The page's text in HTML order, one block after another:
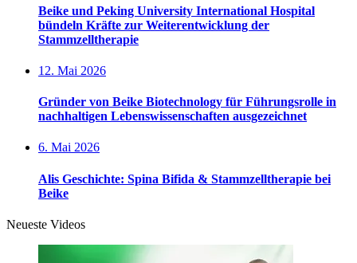
Beike und Peking University International Hospital
bündeln Kräfte zur Weiterentwicklung der
Stammzelltherapie
12. Mai 2026
Gründer von Beike Biotechnology für Führungsrolle in
nachhaltigen Lebenswissenschaften ausgezeichnet
6. Mai 2026
Alis Geschichte: Spina Bifida & Stammzelltherapie bei
Beike
Neueste Videos